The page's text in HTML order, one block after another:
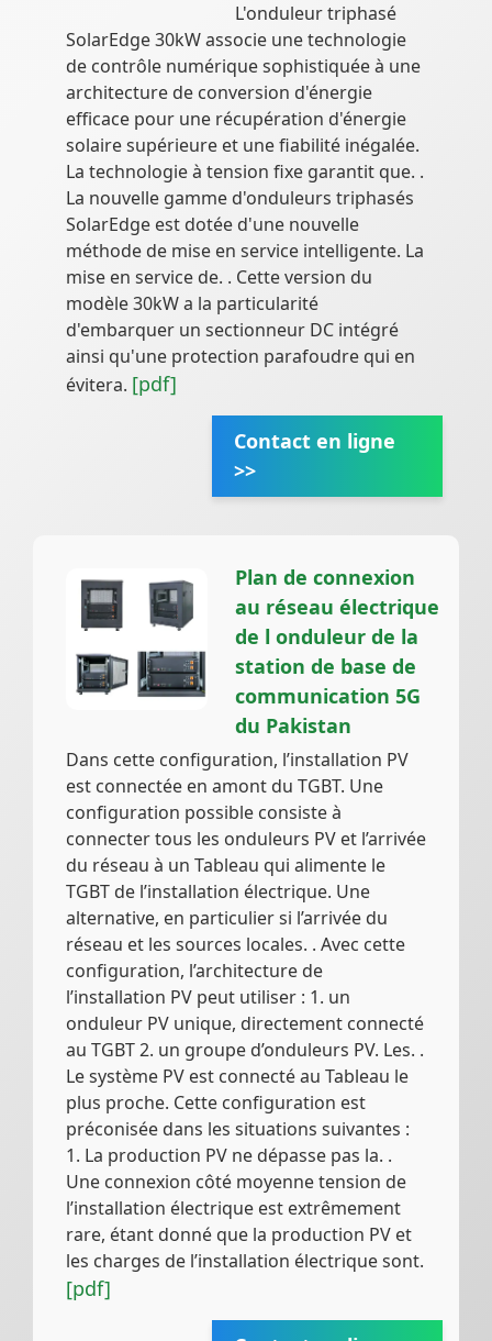
L'onduleur triphasé
SolarEdge 30kW associe une technologie
de contrôle numérique sophistiquée à une
architecture de conversion d'énergie
efficace pour une récupération d'énergie
solaire supérieure et une fiabilité inégalée.
La technologie à tension fixe garantit que. .
La nouvelle gamme d'onduleurs triphasés
SolarEdge est dotée d'une nouvelle
méthode de mise en service intelligente. La
mise en service de. . Cette version du
modèle 30kW a la particularité
d'embarquer un sectionneur DC intégré
ainsi qu'une protection parafoudre qui en
évitera. [pdf]
Contact en ligne
>>
Plan de connexion
au réseau électrique
de l onduleur de la
station de base de
communication 5G
du Pakistan
Dans cette configuration, l’installation PV
est connectée en amont du TGBT. Une
configuration possible consiste à
connecter tous les onduleurs PV et l’arrivée
du réseau à un Tableau qui alimente le
TGBT de l’installation électrique. Une
alternative, en particulier si l’arrivée du
réseau et les sources locales. . Avec cette
configuration, l’architecture de
l’installation PV peut utiliser : 1. un
onduleur PV unique, directement connecté
au TGBT 2. un groupe d’onduleurs PV. Les. .
Le système PV est connecté au Tableau le
plus proche. Cette configuration est
préconisée dans les situations suivantes :
1. La production PV ne dépasse pas la. .
Une connexion côté moyenne tension de
l’installation électrique est extrêmement
rare, étant donné que la production PV et
les charges de l’installation électrique sont.
[pdf]